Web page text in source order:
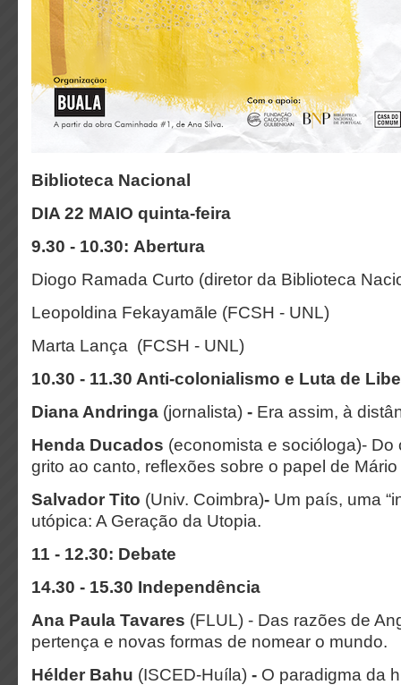
Biblioteca Nacional
DIA 22 MAIO quinta-feira
9.30 - 10.30: Abertura
Diogo Ramada Curto (diretor da Biblioteca
Leopoldina Fekayamãle (FCSH - UNL)
Marta Lança (FCSH - UNL)
10.30 - 11.30 Anti-colonialismo e Luta de
Diana Andringa (jornalista) - Era assim, à
Henda Ducados (economista e socióloga)- Do
grito ao canto, reflexões sobre o papel de
Salvador Tito (Univ. Coimbra)- Um país, uma
utópica: A Geração da Utopia.
11 - 12.30: Debate
14.30 - 15.30 Independência
Ana Paula Tavares (FLUL) - Das razões de
pertença e novas formas de nomear o mundo.
Hélder Bahu (ISCED-Huíla) - O paradigma da